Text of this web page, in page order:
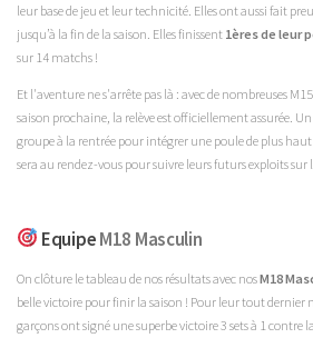
leur base de jeu et leur technicité. Elles ont aussi fait
jusqu’à la fin de la saison. Elles finissent 1ères de leur
sur 14 matchs !
Et l'aventure ne s'arrête pas là : avec de nombreuses
saison prochaine, la relève est officiellement assurée.
groupe à la rentrée pour intégrer une poule de plus
sera au rendez-vous pour suivre leurs futurs exploits sur
EquipeM18 Masculin
On clôture le tableau de nos résultats avec nosM18
belle victoire pour finir la saison ! Pour leur tout dernier
garçons ont signé une superbe victoire 3 sets à 1 contre